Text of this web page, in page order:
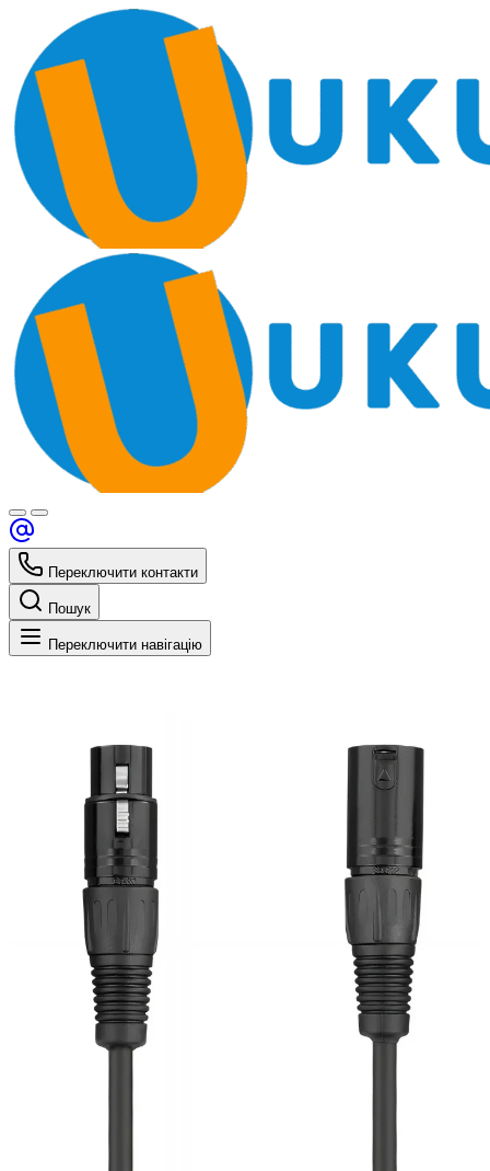
Переключити контакти
Пошук
Переключити навігацію